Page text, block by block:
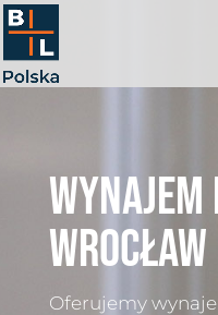
WYNAJEM
WROCŁAW
Oferujemy